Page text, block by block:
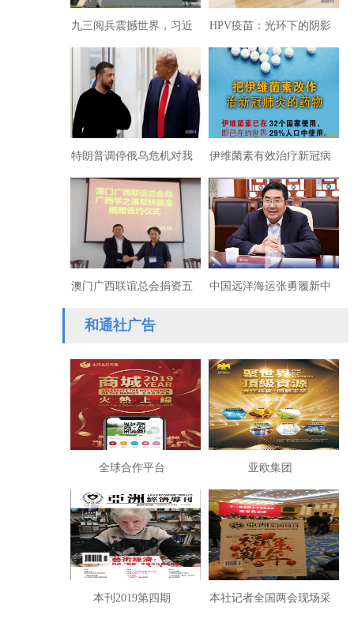
九三阅兵震撼世界，习近
平主席检阅部队人民欢呼
HPV疫苗：光环下的阴影
与民族健康的未来抉择
特朗普调停俄乌危机对我
国战略影响的系统性分析
伊维菌素有效治疗新冠病
毒动了谁的利益
澳门广西联谊总会捐资五
百万救助贫困学生
中国远洋海运张勇履新中
和通社广告
全球合作平台 亚欧集团
本刊2019第四期 本社记者全国两会现场采